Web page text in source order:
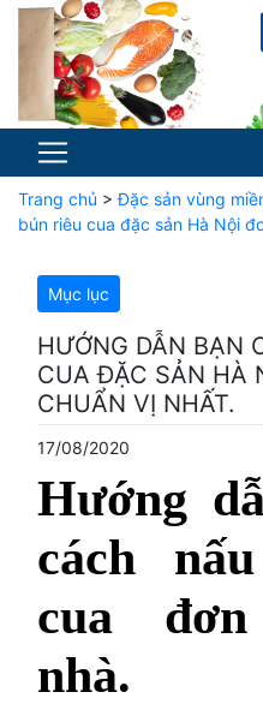
Trang chủ >Đặc sản vùng
bún riêu cua đặc sản Hà Nội
Mục lục
HƯỚNG DẪN BẠN
CUA ĐẶC SẢN HÀ
CHUẨN VỊ NHẤT.
17/08/2020
Hướng
cách
cua
nhà.